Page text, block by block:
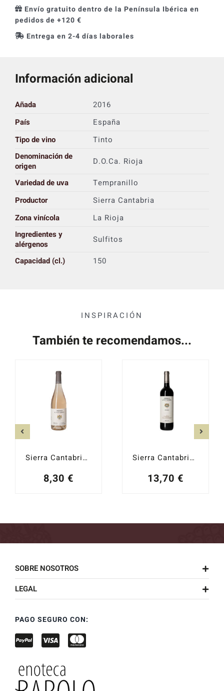
Envío gratuito dentro de la Península Ibérica en
pedidos de +120 €
Entrega en 2-4 días laborales
Información adicional
Añada
2016
País
España
Tipo de vino
Tinto
Denominación de
origen
D.O.Ca. Rioja
Variedad de uva
Tempranillo
Productor
Sierra Cantabria
Zona vinícola
La Rioja
Ingredientes y
alérgenos
Sulfitos
Capacidad (cl.)
150
INSPIRACIÓN
También te recomendamos...
Sierra Cantabria Rosado 2025
8,30 €
Sierra Cantabria Crianza 2022
13,70 €
SOBRE NOSOTROS
LEGAL
PAGO SEGURO CON: